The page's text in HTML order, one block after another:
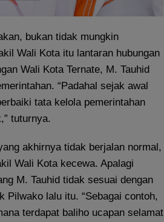
bukan tidak mungkin
Wali Kota itu lantaran hubungan
Wali Kota Ternate, M. Tauhid
“Padahal sejak awal
tata kelola pemerintahan
tuturnya.
akhirnya tidak berjalan normal,
Wali Kota kecewa. Apalagi
M. Tauhid tidak sesuai dengan
Pilwako lalu itu. “Sebagai contoh,
terdapat baliho ucapan selamat